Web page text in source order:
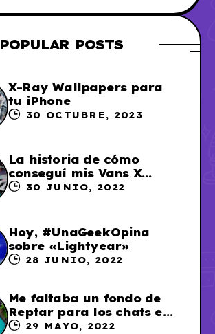
POPULAR POSTS
X-Ray Wallpapers para
tu iPhone
30 OCTUBRE, 2023
La historia de cómo
conseguí mis Vans X
Sailor Moon
30 JUNIO, 2022
Hoy, #UnaGeekOpina
sobre «Lightyear»
28 JUNIO, 2022
Me faltaba un fondo de
Reptar para los chats en
WhatsApp, así que me lo
29 MAYO, 2022